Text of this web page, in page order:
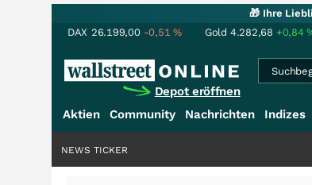
🎁 Ihre
DAX 26.199,00 -0,51% Gold 4.282,68 +0,84
Depot eröffnen
Aktien Community Nachrichten Indizes
NEWS TICKER